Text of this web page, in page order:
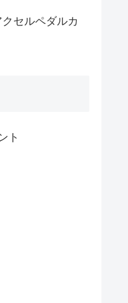
セルペダルカ
ト